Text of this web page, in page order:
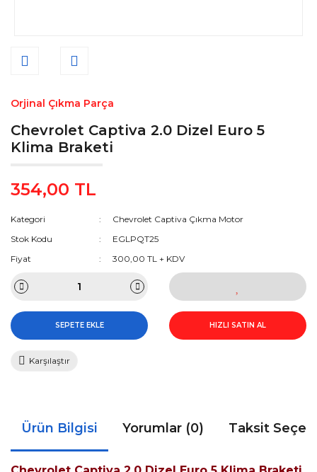
Orjinal Çıkma Parça
Chevrolet Captiva 2.0 Dizel Euro 5
Klima Braketi
354,00 TL
Kategori
Chevrolet Captiva Çıkma Motor
Stok Kodu
EGLPQT25
Fiyat
300,00 TL + KDV
SEPETE EKLE HIZLI SATIN AL
Karşılaştır
Ürün Bilgisi Yorumlar (0) Taksit